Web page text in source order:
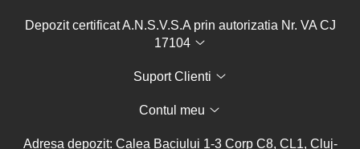
Depozit certificat A.N.S.V.S.A prin autorizatia Nr. VA CJ
17104
Suport Clienti
Contul meu
Adresa depozit: Calea Baciului 1-3 Corp C8, CL1, Cluj-